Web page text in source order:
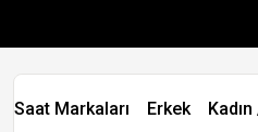
Saat Markaları Erkek Kadın